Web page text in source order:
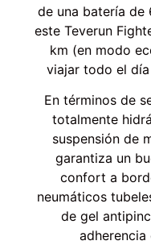
de una batería de
este Teverun
km (en modo
viajar todo el
En términos de
totalmente
suspensión de
garantiza un
confort a
neumáticos
de gel